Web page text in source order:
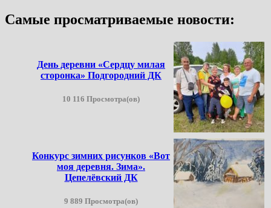
Самые просматриваемые новости:
День деревни «Сердцу милая
сторонка» Подгородний ДК
10 116 Просмотра(ов)
Конкурс зимних рисунков «Вот
моя деревня. Зима».
Цепелёвский ДК
9 889 Просмотра(ов)